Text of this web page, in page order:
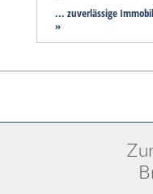
... zuverlässige
»